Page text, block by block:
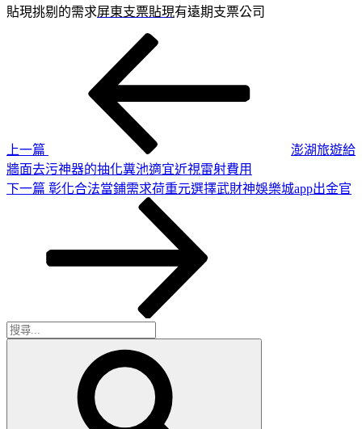
貼現挑剔的需求屏東支票貼現有遠期支票公司
上一篇
澎湖旅遊給
牆面去污神器的抽化糞池適宜近視雷射費用
下
下一篇 彰化合法當鋪需求荷重元選擇武財神娛樂城app出金官
搜